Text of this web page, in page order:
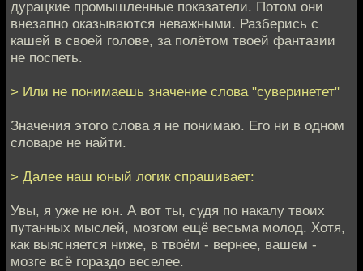
дурацкие промышленные показатели. Потом они
внезапно оказываются неважными. Разберись с
кашей в своей голове, за полётом твоей фантазии
не поспеть.
> Или не понимаешь значение слова "суверинетет"
Значения этого слова я не понимаю. Его ни в одном
словаре не найти.
> Далее наш юный логик спрашивает:
Увы, я уже не юн. А вот ты, судя по накалу твоих
путанных мыслей, мозгом ещё весьма молод. Хотя,
как выясняется ниже, в твоём - вернее, вашем -
мозге всё гораздо веселее.